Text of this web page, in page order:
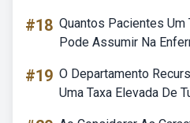
#18 Quantos Pacientes
Pode Assumir Na
#19 O Departamento
Uma Taxa Elevada De